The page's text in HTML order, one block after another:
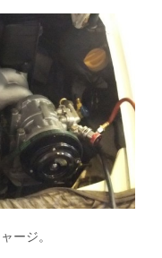
ージ。